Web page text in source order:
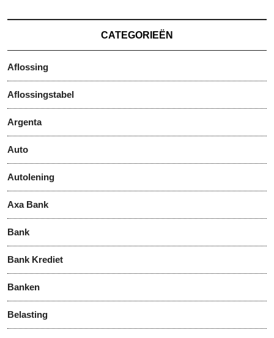
CATEGORIEËN
Aflossing
Aflossingstabel
Argenta
Auto
Autolening
Axa Bank
Bank
Bank Krediet
Banken
Belasting